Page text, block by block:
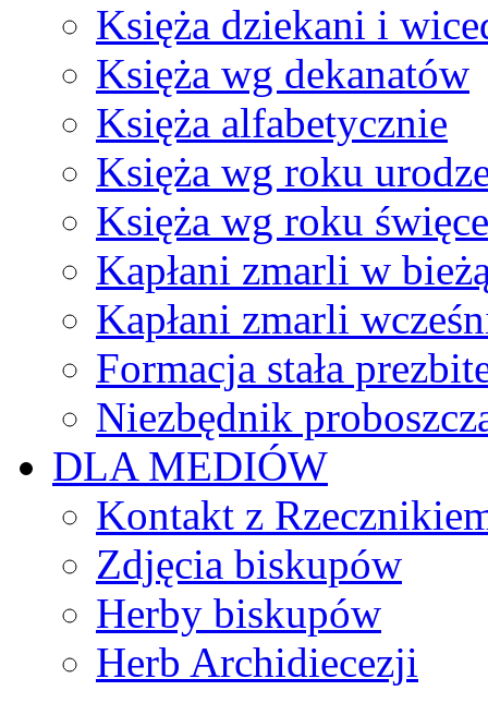
Księża dziekani i
Księża wg dekanatów
Księża alfabetycznie
Księża wg roku
Księża wg roku
Kapłani zmarli w
Kapłani zmarli
Formacja stała
Niezbędnik
DLA MEDIÓW
Kontakt z
Zdjęcia biskupów
Herby biskupów
Herb Archidiecezji